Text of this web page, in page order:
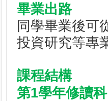
畢業出路
同學畢業後可
投資研究等專
課程結構
第1學年修讀